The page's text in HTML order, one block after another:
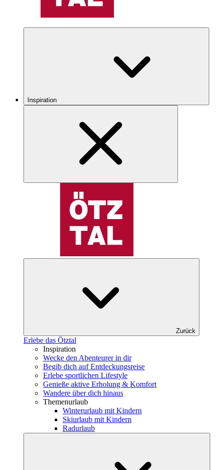
Inspiration
Zurück
Erlebe das Ötztal
Inspiration
Wecke den Abenteurer in dir
Begib dich auf Entdeckungsreise
Erlebe sportlichen Lifestyle
Genieße aktive Erholung & Komfort
Wandere über dich hinaus
Themenurlaub
Winterurlaub mit Kindern
Skiurlaub mit Kindern
Radurlaub